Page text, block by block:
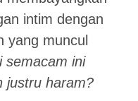
intim dengan
yang muncul
semacam ini
justru haram?